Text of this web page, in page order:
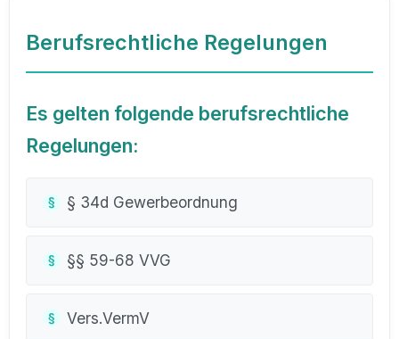
Berufsrechtliche Regelungen
Es gelten folgende berufsrechtliche
Regelungen:
§ 34d Gewerbeordnung
§§ 59-68 VVG
Vers.VermV